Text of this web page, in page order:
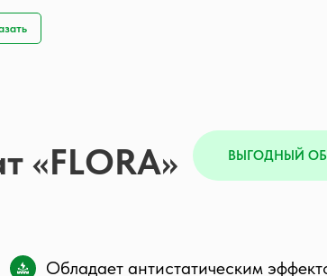
«FLORA»
Обладает антистатическим
ВЫГОДНЫЙ